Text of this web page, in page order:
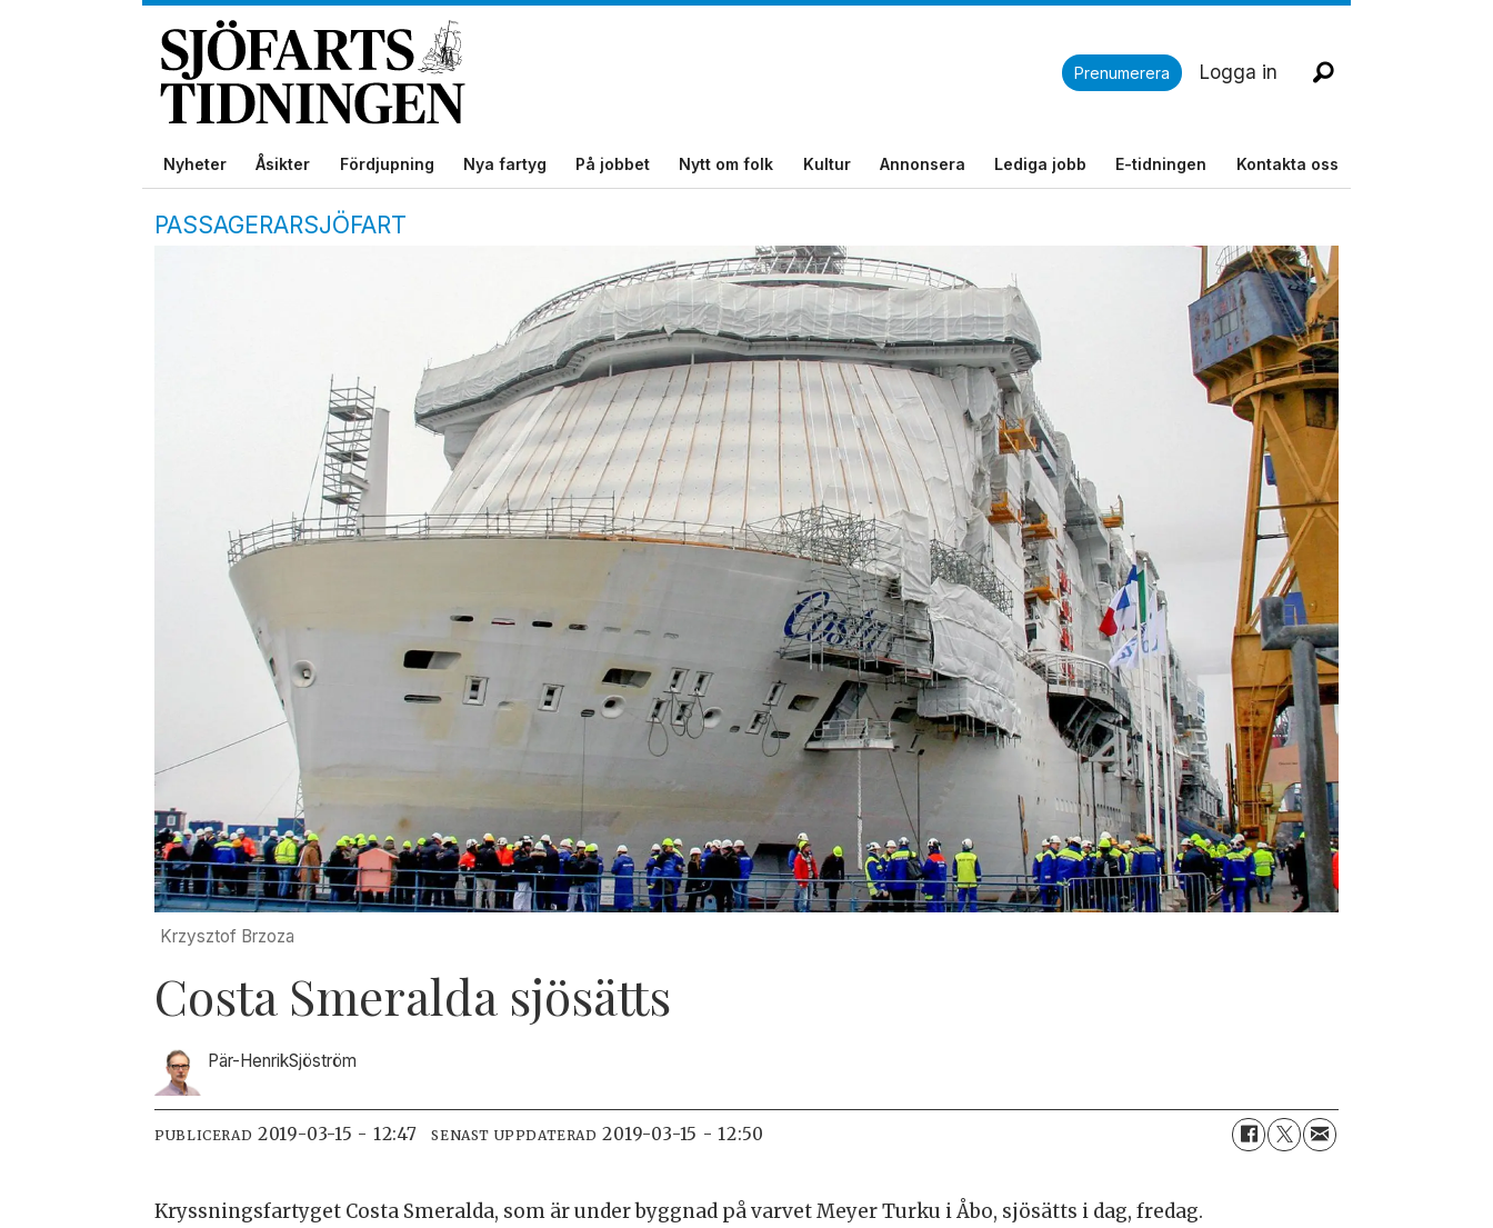
Prenumerera Logga in
Nyheter Åsikter Fördjupning Nya fartyg På jobbet Nytt om folk Kultur Annonsera Lediga jobb E-tidningen Kontakta oss
PASSAGERARSJÖFART
Krzysztof Brzoza
Costa Smeralda sjösätts
Pär-HenrikSjöström
PUBLICERAD 2019-03-15 - 12:47 SENAST UPPDATERAD 2019-03-15 - 12:50
Kryssningsfartyget Costa Smeralda, som är under byggnad på varvet Meyer Turku i Åbo, sjösätts i dag, fredag.